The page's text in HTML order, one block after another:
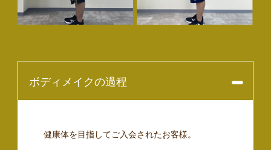
ボディメイクの過程
健康体を目指してご入会されたお客様。